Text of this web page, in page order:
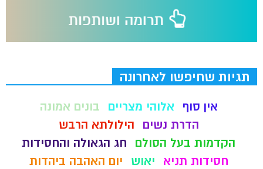
תגיות שחיפשו לאחרונה
אין סוף אלוהי מצריים
בונים אמונה
הדרת נשים
הילולתא הרבש
הקדמות בעל הסולם
חג הגאולה והחסידות
חסידות תניא
יאוש
יום האהבה ביהדות